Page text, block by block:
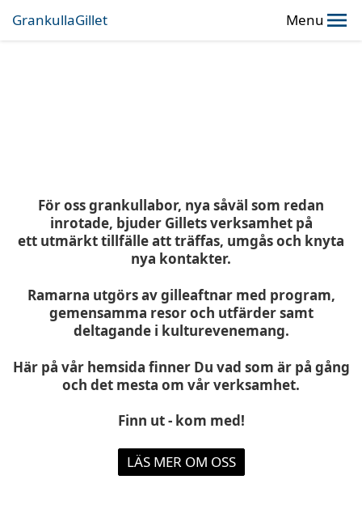
GrankullaGillet Menu
För oss grankullabor, nya såväl som redan
inrotade, bjuder Gillets verksamhet på
ett utmärkt tillfälle att träffas, umgås och knyta
nya kontakter.
Ramarna utgörs av gilleaftnar med program,
gemensamma resor och utfärder samt
deltagande i kulturevenemang.
Här på vår hemsida finner Du vad som är på gång
och det mesta om vår verksamhet.
Finn ut - kom med!
LÄS MER OM OSS